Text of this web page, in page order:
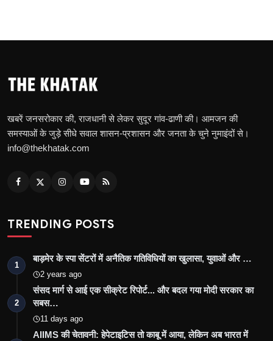
खबरें जनसरोकार की, राजधानी से लेकर सुदूर गांव-ढाणी की। आमजन की
समस्याओं के जुड़े सीधे सवाल शासन-प्रशासन और जनता के चुने नुमाइंदों से।
info@thekhatak.com
TRENDING POSTS
1
बाड़मेर के स्पा सेंटरों में अनैतिक गतिविधियों का खुलासा, युवाओं और …
2 years ago
2
संसद मार्ग से आई एक सीक्रेट रिपोर्ट... और बदल गया मोदी सरकार का
सबस…
11 days ago
AIIMS की चेतावनी: हेपेटाइटिस तो काबू में आया, लेकिन अब भारत में